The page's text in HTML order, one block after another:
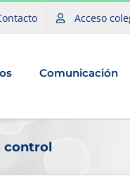
Acceso
Comunicación
control